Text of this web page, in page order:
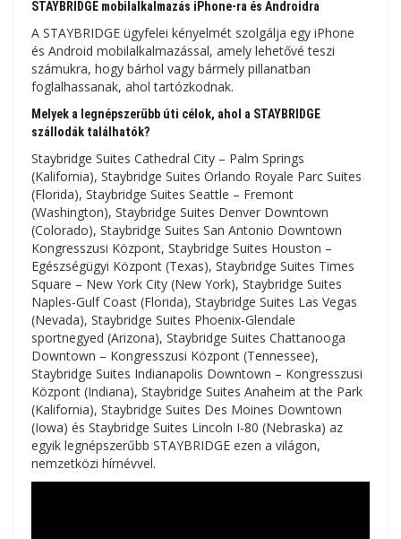
STAYBRIDGE mobilalkalmazás iPhone-ra és Androidra
A STAYBRIDGE ügyfelei kényelmét szolgálja egy iPhone
és Android mobilalkalmazással, amely lehetővé teszi
számukra, hogy bárhol vagy bármely pillanatban
foglalhassanak, ahol tartózkodnak.
Melyek a legnépszerűbb úti célok, ahol a STAYBRIDGE
szállodák találhatók?
Staybridge Suites Cathedral City – Palm Springs
(Kalifornia), Staybridge Suites Orlando Royale Parc Suites
(Florida), Staybridge Suites Seattle – Fremont
(Washington), Staybridge Suites Denver Downtown
(Colorado), Staybridge Suites San Antonio Downtown
Kongresszusi Központ, Staybridge Suites Houston –
Egészségügyi Központ (Texas), Staybridge Suites Times
Square – New York City (New York), Staybridge Suites
Naples-Gulf Coast (Florida), Staybridge Suites Las Vegas
(Nevada), Staybridge Suites Phoenix-Glendale
sportnegyed (Arizona), Staybridge Suites Chattanooga
Downtown – Kongresszusi Központ (Tennessee),
Staybridge Suites Indianapolis Downtown – Kongresszusi
Központ (Indiana), Staybridge Suites Anaheim at the Park
(Kalifornia), Staybridge Suites Des Moines Downtown
(Iowa) és Staybridge Suites Lincoln I-80 (Nebraska) az
egyik legnépszerűbb STAYBRIDGE ezen a világon,
nemzetközi hírnévvel.